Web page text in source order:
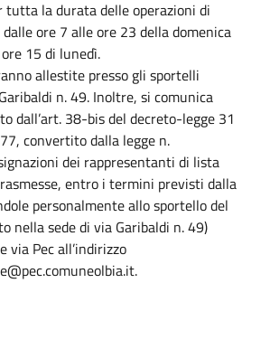
tutta la durata delle operazioni di
ore 7 alle ore 23 della domenica
15 di lunedì.
allestite presso gli sportelli
n. 49. Inoltre, si comunica
dall’art. 38-bis del decreto-legge 31
convertito dalla legge n.
dei rappresentanti di lista
entro i termini previsti dalla
personalmente allo sportello del
nella sede di via Garibaldi n. 49)
via Pec all’indirizzo